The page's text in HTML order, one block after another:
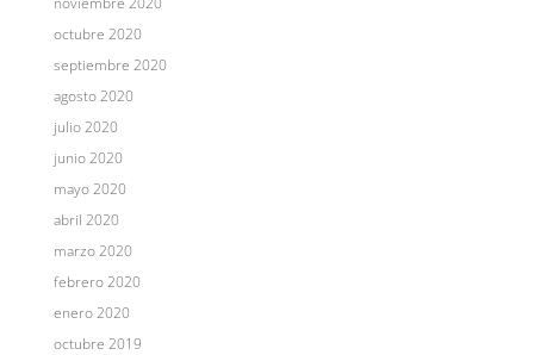
octubre 2020
septiembre 2020
agosto 2020
julio 2020
junio 2020
mayo 2020
abril 2020
marzo 2020
febrero 2020
enero 2020
octubre 2019